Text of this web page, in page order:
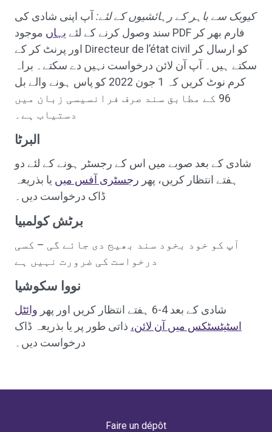
کیوبک سے باہر کے رہائشیوں کے لئے: آپ اپنی شادی کی
سند وصول کرنے کے لئے یہاں موجود PDF فارم بھر کر
اور پرنٹ کر کے Directeur de l’état civil کو ارسال کر
سکتے ہیں۔ آپ آن لائن درخواست نہیں دے سکتے۔ براہ
کرم نوٹ کریں کہ 1 جون 2022 کو پاس ہونے والے بل
96 کے مطابق سند صرف فرانسیسی زبان میں
دستیاب ہے۔
البرٹا
شادی کے بعد صوبے میں اس کے رجسٹر ہونے کے لئے دو
ہفتے انتظار کریں، پھر رجسٹری آفس میں یا بذریعہ
ڈاک درخواست دیں۔
برٹش کولمبیا
آپ کو خود بخود سند بھیج دی جائے گی – کسی
درخواست کی ضرورت نہیں ہے
نووا سکوشیا
شادی کے بعد 4-6 ہفتے انتظار کریں اور پھر
وائٹل
اسٹیٹسٹکس میں آن لائن، ذاتی طور پر یا بذریعہ ڈاک
درخواست دیں۔
Faire un dépôt